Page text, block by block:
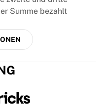
Summe bezahlt